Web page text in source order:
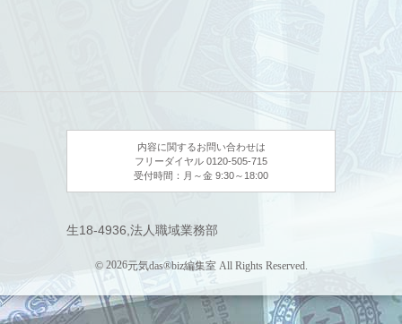
タワーマンションの今後
(2018年9月18日)
ベンチャー企業の「出口」
地方創生はできるのか？
内容に関するお問い合わせは
フリーダイヤル 0120-505-715
受付時間：月～金 9:30～18:00
生18-4936,法人職域業務部
© 2026元気das®biz編集室 All Rights Reserved.